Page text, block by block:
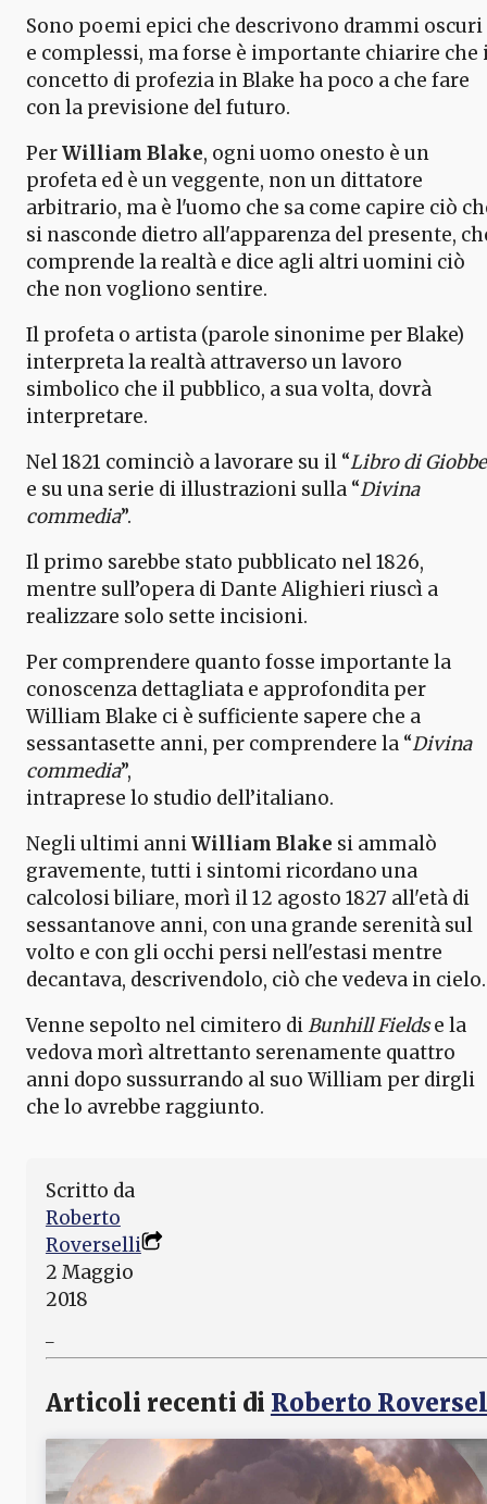
Sono poemi epici che descrivono drammi oscuri
e complessi, ma forse è importante chiarire che
concetto di profezia in Blake ha poco a che fare
con la previsione del futuro.
PerWilliam Blake, ogni uomo onesto è un
profeta ed è un veggente, non un dittatore
arbitrario, ma è l'uomo che sa come capire ciò
si nasconde dietro all'apparenza del presente,
comprende la realtà e dice agli altri uomini ciò
che non vogliono sentire.
Il profeta o artista (parole sinonime per Blake)
interpreta la realtà attraverso un lavoro
simbolico che il pubblico, a sua volta, dovrà
interpretare.
Nel 1821 cominciò a lavorare su il “Libro di Giobbe
e su una serie di illustrazioni sulla “Divina
commedia”.
Il primo sarebbe stato pubblicato nel 1826,
mentre sull’opera di Dante Alighieri riuscì a
realizzare solo sette incisioni.
Per comprendere quanto fosse importante la
conoscenza dettagliata e approfondita per
William Blake ci è sufficiente sapere che a
sessantasette anni, per comprendere la “Divina
commedia”,
intraprese lo studio dell’italiano.
Negli ultimi anniWilliam Blake si ammalò
gravemente, tutti i sintomi ricordano una
calcolosi biliare, morì il 12 agosto 1827 all'età di
sessantanove anni, con una grande serenità sul
volto e con gli occhi persi nell'estasi mentre
decantava, descrivendolo, ciò che vedeva in cielo.
Venne sepolto nel cimitero diBunhill Fieldse la
vedova morì altrettanto serenamente quattro
anni dopo sussurrando al suo William per dirgli
che lo avrebbe raggiunto.
Scritto da
Roverselli
2 Maggio
Articoli recenti di Roberto